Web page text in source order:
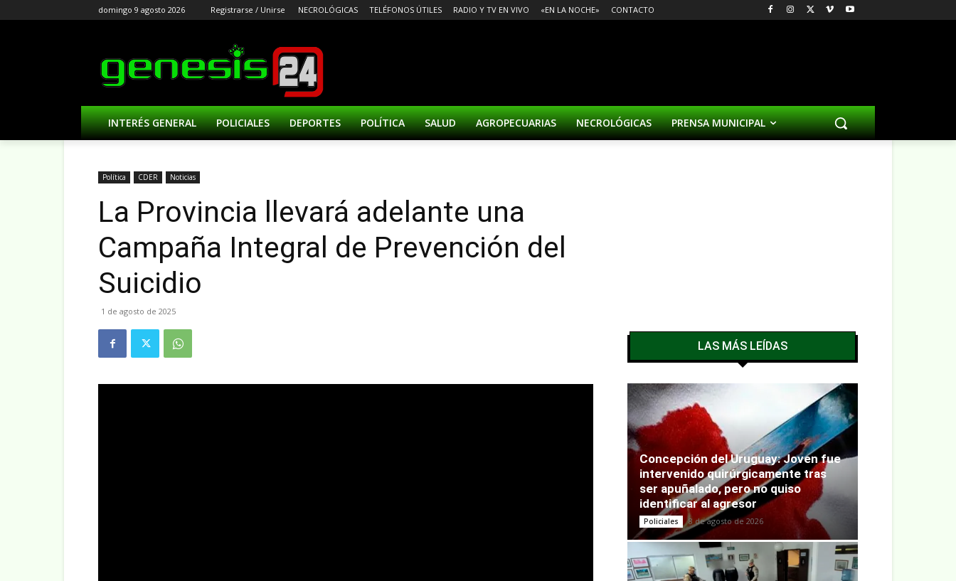
domingo 9 agosto 2026 Registrarse / Unirse NECROLÓGICAS TELÉFONOS ÚTILES RADIO Y TV EN VIVO «EN LA NOCHE» CONTACTO
INTERÉS GENERAL POLICIALES DEPORTES POLÍTICA SALUD AGROPECUARIAS NECROLÓGICAS PRENSA MUNICIPAL
Política CDER Noticias
La Provincia llevará adelante una
Campaña Integral de Prevención del
Suicidio
1 de agosto de 2025
LAS MÁS LEÍDAS
Concepción del Uruguay: Joven fue
intervenido quirúrgicamente tras
ser apuñalado, pero no quiso
identificar al agresor
Policiales 8 de agosto de 2026